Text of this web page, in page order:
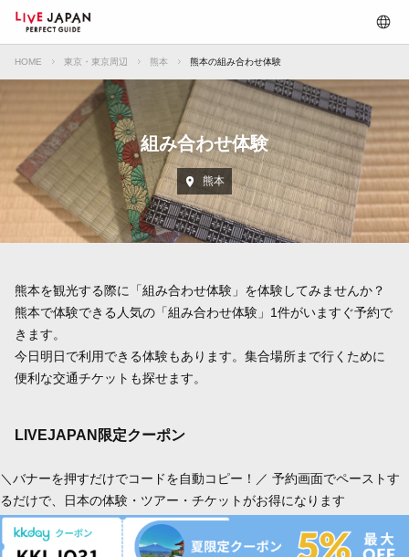
HOME 東京・東京周辺 熊本 熊本の組み合わせ体験
組み合わせ体験
熊本
熊本を観光する際に「組み合わせ体験」を体験してみませんか？
熊本で体験できる人気の「組み合わせ体験」1件がいますぐ予約で
きます。
今日明日で利用できる体験もあります。集合場所まで行くために
便利な交通チケットも探せます。
LIVEJAPAN限定クーポン
＼バナーを押すだけでコードを自動コピー！／ 予約画面でペーストす
るだけで、日本の体験・ツアー・チケットがお得になります